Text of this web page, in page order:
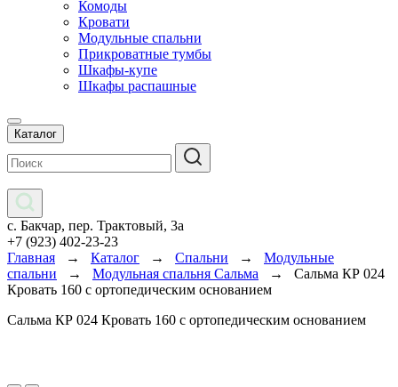
Комоды
Кровати
Модульные спальни
Прикроватные тумбы
Шкафы-купе
Шкафы распашные
Каталог
с. Бакчар, пер. Трактовый, 3а
+7 (923) 402-23-23
Главная → Каталог → Спальни → Модульные
спальни → Модульная спальня Сальма → Сальма КР 024
Кровать 160 с ортопедическим основанием
Сальма КР 024 Кровать 160 с ортопедическим основанием